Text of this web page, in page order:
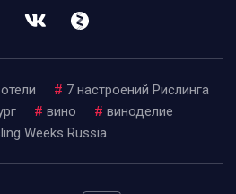
отели # 7 настроений Рислинга
# вино # виноделие
Weeks Russia